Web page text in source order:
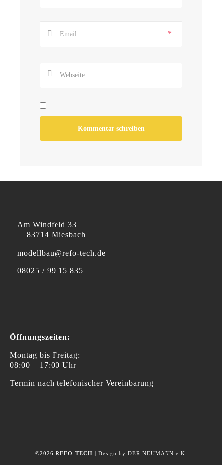
*
Am Windfeld 33
83714 Miesbach
modellbau@refo-tech.de
08025 / 99 15 835
Öffnungszeiten:
Montag bis Freitag:
08:00 – 17:00 Uhr
Termin nach telefonischer Vereinbarung
©2026 REFO-TECH | Design by DER NEUMANN e.K.